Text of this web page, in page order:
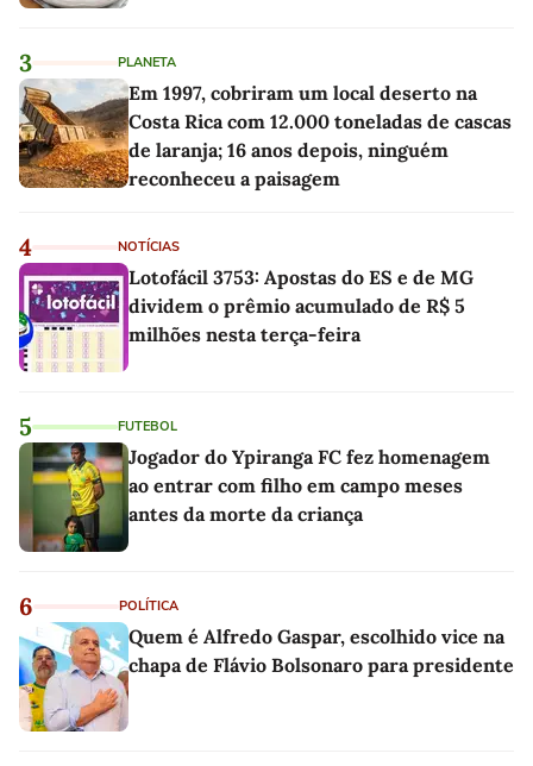
3 PLANETA
Em 1997, cobriram um local deserto na
Costa Rica com 12.000 toneladas de cascas
de laranja; 16 anos depois, ninguém
reconheceu a paisagem
4 NOTÍCIAS
Lotofácil 3753: Apostas do ES e de MG
dividem o prêmio acumulado de R$ 5
milhões nesta terça-feira
5 FUTEBOL
Jogador do Ypiranga FC fez homenagem
ao entrar com filho em campo meses
antes da morte da criança
6 POLÍTICA
Quem é Alfredo Gaspar, escolhido vice na
chapa de Flávio Bolsonaro para presidente